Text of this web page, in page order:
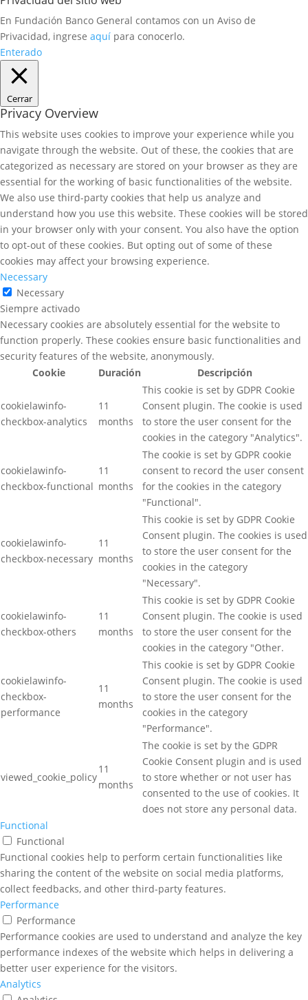
En Fundación Banco General contamos con un Aviso de
Privacidad, ingrese aquí para conocerlo.
Enterado
Cerrar
Privacy Overview
This website uses cookies to improve your experience while you
navigate through the website. Out of these, the cookies that are
categorized as necessary are stored on your browser as they are
essential for the working of basic functionalities of the website.
We also use third-party cookies that help us analyze and
understand how you use this website. These cookies will be stored
in your browser only with your consent. You also have the option
to opt-out of these cookies. But opting out of some of these
cookies may affect your browsing experience.
Necessary
Necessary
Siempre activado
Necessary cookies are absolutely essential for the website to
function properly. These cookies ensure basic functionalities and
security features of the website, anonymously.
Cookie
Duración Descripción
cookielawinfo-
checkbox-analytics
11
months
This cookie is set by GDPR Cookie
Consent plugin. The cookie is used
to store the user consent for the
cookies in the category "Analytics".
cookielawinfo-
checkbox-functional
11
months
The cookie is set by GDPR cookie
consent to record the user consent
for the cookies in the category
"Functional".
cookielawinfo-
checkbox-necessary
11
months
This cookie is set by GDPR Cookie
Consent plugin. The cookies is used
to store the user consent for the
cookies in the category
"Necessary".
cookielawinfo-
checkbox-others
11
months
This cookie is set by GDPR Cookie
Consent plugin. The cookie is used
to store the user consent for the
cookies in the category "Other.
cookielawinfo-
checkbox-
performance
11
months
This cookie is set by GDPR Cookie
Consent plugin. The cookie is used
to store the user consent for the
cookies in the category
"Performance".
viewed_cookie_policy
11
months
The cookie is set by the GDPR
Cookie Consent plugin and is used
to store whether or not user has
consented to the use of cookies. It
does not store any personal data.
Functional
Functional
Functional cookies help to perform certain functionalities like
sharing the content of the website on social media platforms,
collect feedbacks, and other third-party features.
Performance
Performance
Performance cookies are used to understand and analyze the key
performance indexes of the website which helps in delivering a
better user experience for the visitors.
Analytics